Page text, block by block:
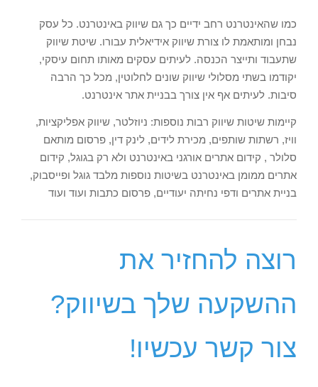
כמו שהאינטרנט רחב ידיים כך גם שיווק באינטרנט. כל עסק
נבחן ומותאמת לו צורת שיווק אידיאלית עבורו. שיטת שיווק
שתעבוד ותייצר הכנסה. לעיתים עסקים מאותו תחום עיסקי,
יקודמו בשתי מסלולי שיווק שונים לחלוטין, מכל כך הרבה
סיבות. לעיתים אף אין צורך בבניית אתר אינטרנט.
קיימות שיטות שיווק רבות נוספות: ניוזלטר, שיווק אפליקציות,
וויז, רשתות שותפים, מכירת לידים, לינק דין, פרסום מותאם
סלולר , קידום אתרים אורגני באינטרנט ולא רק בגוגל, קידום
אתרים ממומן באינטרנט בשיטות נוספות מלבד גוגל ופייסבוק,
בניית אתרים ודפי נחיתה יעודיים, פרסום כתבות ועוד ועוד
רוצה להחזיר את
ההשקעה שלך בשיווק?
צור קשר עכשיו!